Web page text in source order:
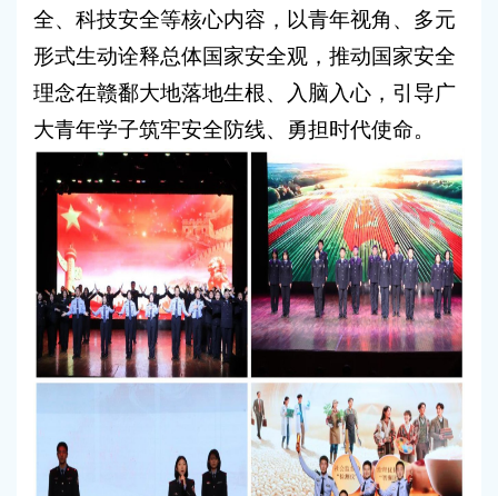
全、科技安全等核心内容，以青年视角、多元
形式生动诠释总体国家安全观，推动国家安全
理念在赣鄱大地落地生根、入脑入心，引导广
大青年学子筑牢安全防线、勇担时代使命。